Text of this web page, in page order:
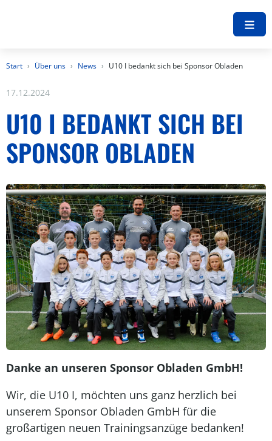
Start Über uns News U10 I bedankt sich bei Sponsor Obladen
17.12.2024
U10 I BEDANKT SICH BEI
SPONSOR OBLADEN
Danke an unseren Sponsor Obladen GmbH!
Wir, die U10 I, möchten uns ganz herzlich bei
unserem Sponsor Obladen GmbH für die
großartigen neuen Trainingsanzüge bedanken!